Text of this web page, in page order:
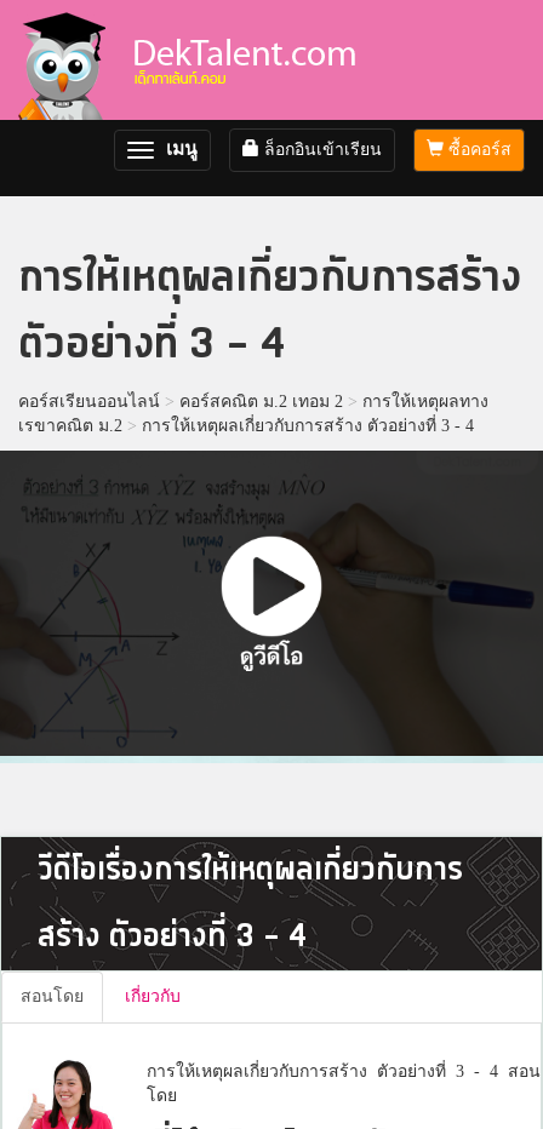
ซื้อคอร์ส
ล็อกอินเข้าเรียน
Toggle
navigation
เมนู
การให้เหตุผลเกี่ยวกับการสร้าง
ตัวอย่างที่ 3 - 4
คอร์สเรียนออนไลน์ > คอร์สคณิต ม.2 เทอม 2 > การให้เหตุผลทาง
เรขาคณิต ม.2 > การให้เหตุผลเกี่ยวกับการสร้าง ตัวอย่างที่ 3 - 4
วีดีโอเรื่องการให้เหตุผลเกี่ยวกับการ
สร้าง ตัวอย่างที่ 3 - 4
สอนโดย เกี่ยวกับ
การให้เหตุผลเกี่ยวกับการสร้าง ตัวอย่างที่ 3 - 4 สอน
โดย